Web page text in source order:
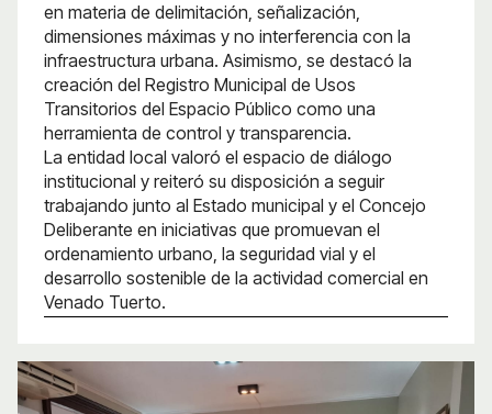
en materia de delimitación, señalización,
dimensiones máximas y no interferencia con la
infraestructura urbana. Asimismo, se destacó la
creación del Registro Municipal de Usos
Transitorios del Espacio Público como una
herramienta de control y transparencia.
La entidad local valoró el espacio de diálogo
institucional y reiteró su disposición a seguir
trabajando junto al Estado municipal y el Concejo
Deliberante en iniciativas que promuevan el
ordenamiento urbano, la seguridad vial y el
desarrollo sostenible de la actividad comercial en
Venado Tuerto.